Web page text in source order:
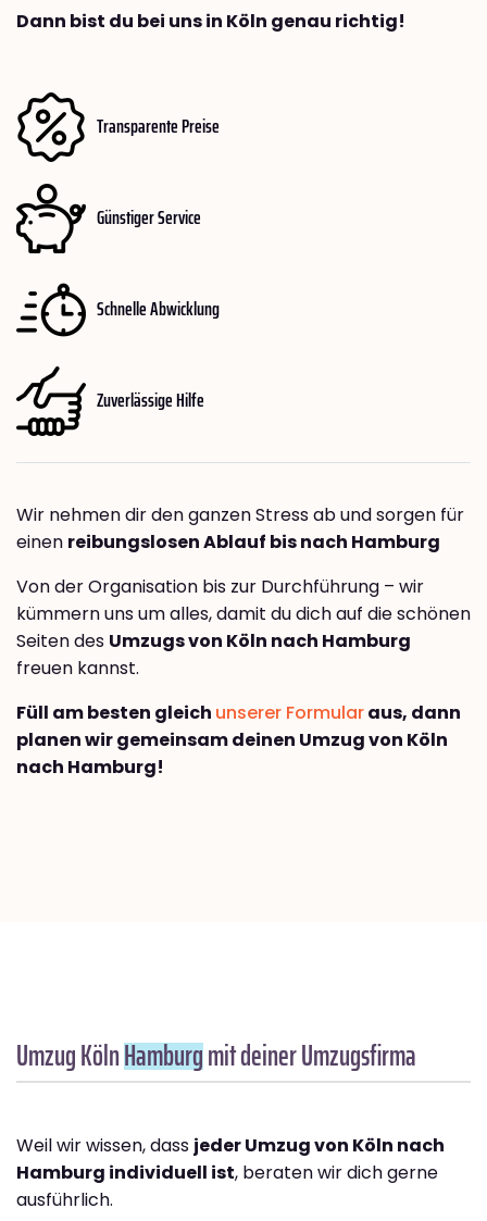
Dann bist du bei uns in Köln genau richtig!
Transparente Preise
Günstiger Service
Schnelle Abwicklung
Zuverlässige Hilfe
Wir nehmen dir den ganzen Stress ab und sorgen für
einen reibungslosen Ablauf bis nach Hamburg
Von der Organisation bis zur Durchführung – wir
kümmern uns um alles, damit du dich auf die schönen
Seiten des Umzugs von Köln nach Hamburg
freuen kannst.
Füll am besten gleich unserer Formularaus, dann
planen wir gemeinsam deinen Umzug von Köln
nach Hamburg!
Umzug KölnHamburgmit deiner Umzugsfirma
Weil wir wissen, dass jeder Umzug von Köln nach
Hamburg individuell ist, beraten wir dich gerne
ausführlich.